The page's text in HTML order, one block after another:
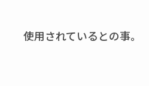
使用されているとの事。